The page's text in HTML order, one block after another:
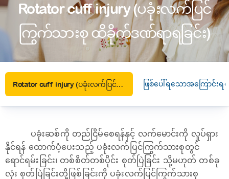
Rotator cuff injury (ပခုံးလက်ပြင်
ကြွက်သားစု ထိခိုက်ဒဏ်ရာရခြင်း)
Rotator cuff injury (ပခုံးလက်ပြင်ကြွက်သားစု ထိခိုက်ဒဏ်ရာရခြင်း) ဖြစ်ပေါ်ရသောအကြောင်းရင်း
ပခုံးဆစ်ကို တည်ငြိမ်စေရန်နှင့် လက်မောင်းကို လှုပ်ရှား
နိုင်ရန် ထောက်ပံ့ပေးသည့် ပခုံးလက်ပြင်ကြွက်သားစုတွင်
ရောင်ရမ်းခြင်း၊ တစ်စိတ်တစ်ပိုင်း စုတ်ပြဲခြင်း သို့မဟုတ် တစ်ခု
လုံး စုတ်ပြဲခြင်းတို့ဖြစ်ခြင်းကို ပခုံးလက်ပြင်ကြွက်သားစု